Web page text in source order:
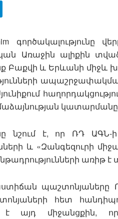
գործակալությունը
Առաջին ալիքին
Բաքվի և Երևանի
նշում է, որ ՌԴ ԱԳՆ-
և «Զանգեզուրի
առիթ է
հետ
այդ միջանցքին,